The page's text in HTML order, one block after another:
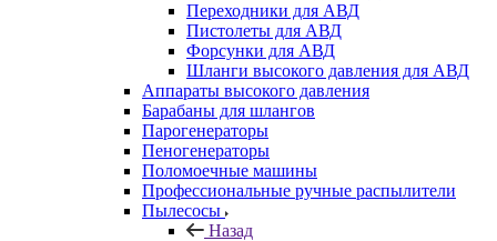
Переходники для АВД
Пистолеты для АВД
Форсунки для АВД
Шланги высокого давления для АВД
Аппараты высокого давления
Барабаны для шлангов
Парогенераторы
Пеногенераторы
Поломоечные машины
Профессиональные ручные распылители
Пылесосы
Назад